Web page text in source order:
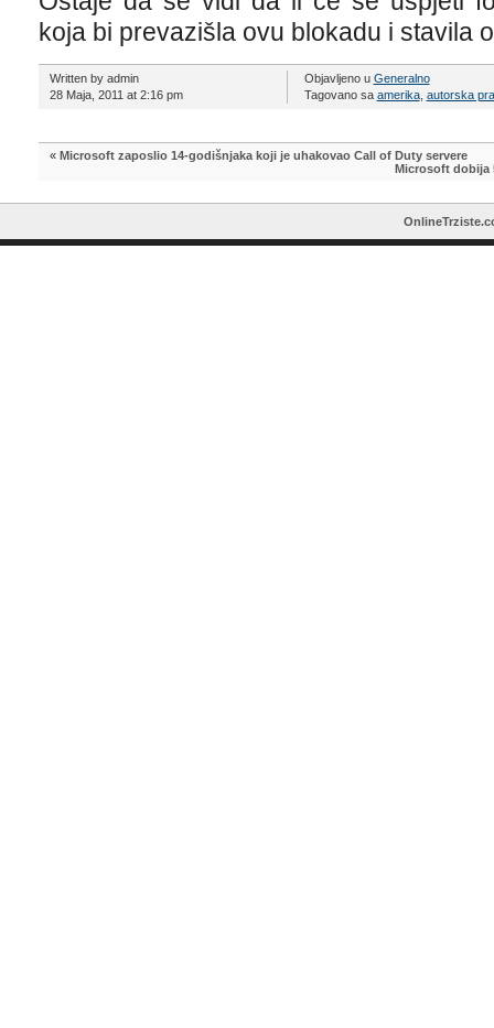
koja bi prevazišla ovu blokadu i stavila
Written by admin
28 Maja, 2011 at 2:16 pm
Objavljeno u Generalno
Tagovano sa amerika, autorska
« Microsoft zaposlio 14-godišnjaka koji je uhakovao Call of Duty servere
Microsoft dobija